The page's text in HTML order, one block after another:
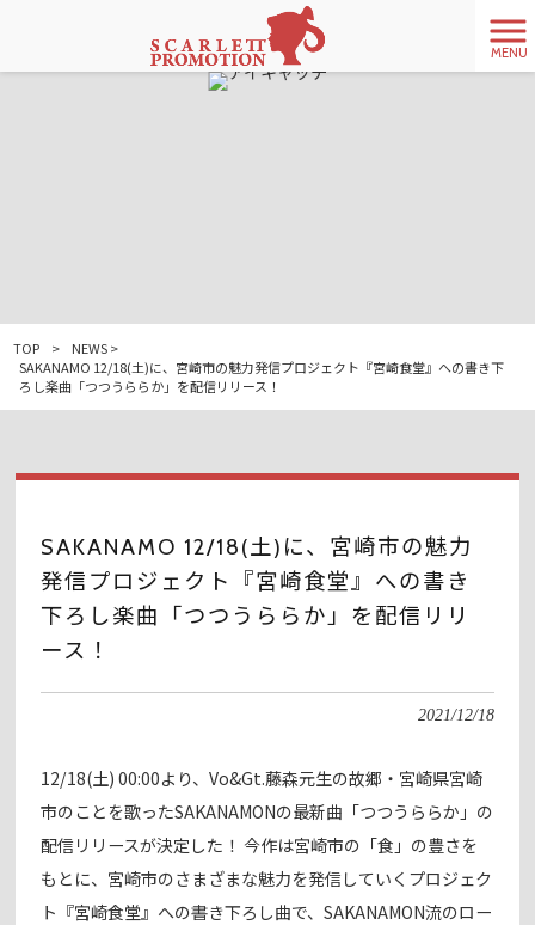
MENU
TOP > NEWS>
SAKANAMO 12/18(土)に、宮崎市の魅力発信プロジェクト『宮崎食堂』への書き下
ろし楽曲「つつうららか」を配信リリース！
SAKANAMO 12/18(土)に、宮崎市の魅力
発信プロジェクト『宮崎食堂』への書き
下ろし楽曲「つつうららか」を配信リリ
ース！
2021/12/18
12/18(土) 00:00より、Vo&Gt.藤森元生の故郷・宮崎県宮崎
市のことを歌ったSAKANAMONの最新曲「つつうららか」の
配信リリースが決定した！ 今作は宮崎市の「食」の豊さを
もとに、宮崎市のさまざまな魅力を発信していくプロジェク
ト『宮崎食堂』への書き下ろし曲で、SAKANAMON流のロー